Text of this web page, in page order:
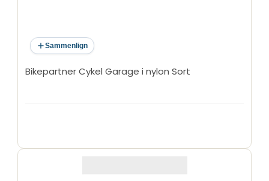
Sammenlign
Bikepartner Cykel Garage i nylon Sort